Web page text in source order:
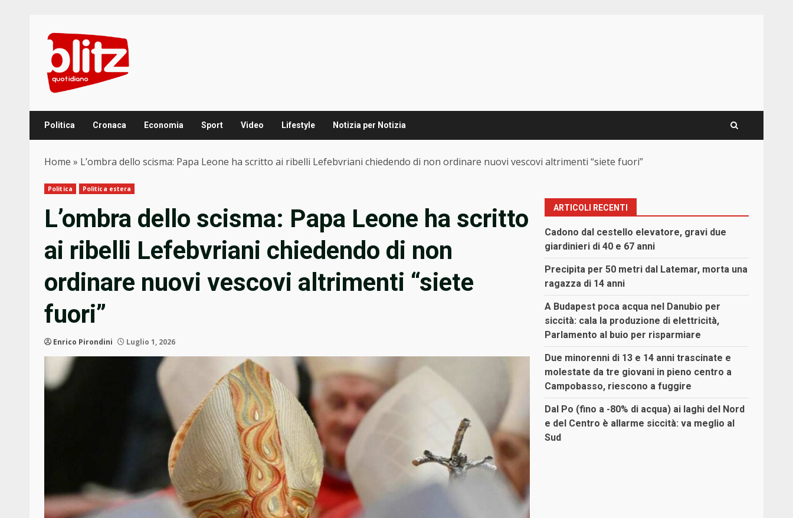
content
Politica Cronaca Economia Sport Video Lifestyle Notizia per Notizia
Home » L’ombra dello scisma: Papa Leone ha scritto ai ribelli Lefebvriani chiedendo di non ordinare nuovi vescovi altrimenti “siete fuori”
Politica Politica estera
L’ombra dello scisma: Papa Leone ha scritto
ai ribelli Lefebvriani chiedendo di non
ordinare nuovi vescovi altrimenti “siete
fuori”
Enrico Pirondini Luglio 1, 2026
ARTICOLI RECENTI
Cadono dal cestello elevatore, gravi due
giardinieri di 40 e 67 anni
Precipita per 50 metri dal Latemar, morta una
ragazza di 14 anni
A Budapest poca acqua nel Danubio per
siccità: cala la produzione di elettricità,
Parlamento al buio per risparmiare
Due minorenni di 13 e 14 anni trascinate e
molestate da tre giovani in pieno centro a
Campobasso, riescono a fuggire
Dal Po (fino a -80% di acqua) ai laghi del Nord
e del Centro è allarme siccità: va meglio al
Sud